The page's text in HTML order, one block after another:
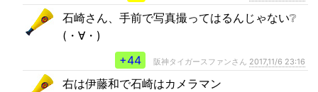
石崎さん、手前で写真撮ってはるんじゃない❔
(・∀・)
+44
阪神タイガースファンさん 2017,11/6 23:16
右は伊藤和で石崎はカメラマン